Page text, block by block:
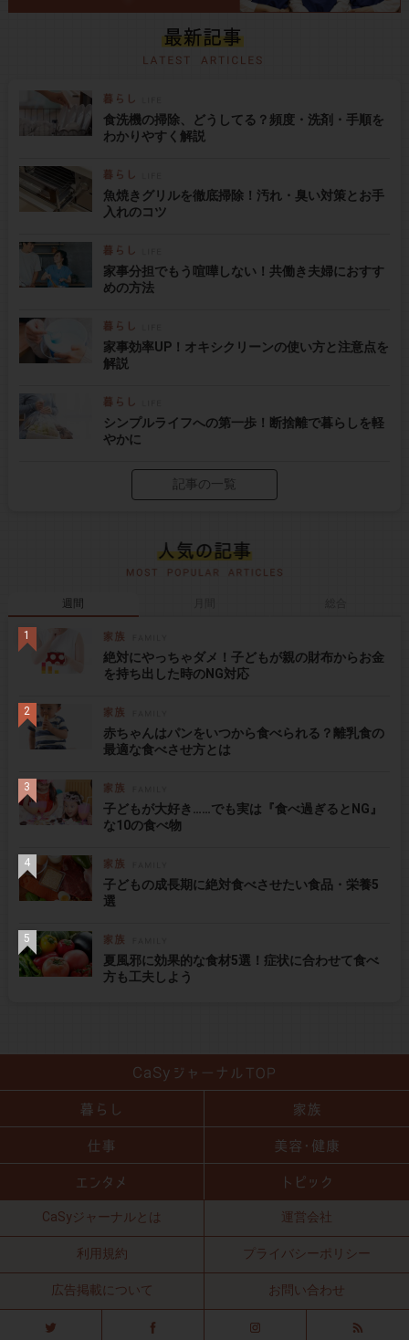
食洗機の掃除、どうしてる？頻度・洗剤・手順を
わかりやすく解説
魚焼きグリルを徹底掃除！汚れ・臭い対策とお手
入れのコツ
家事分担でもう喧嘩しない！共働き夫婦におすす
めの方法
家事効率UP！オキシクリーンの使い方と注意点を
解説
シンプルライフへの第一歩！断捨離で暮らしを軽
やかに
記事の一覧
週間
絶対にやっちゃダメ！子どもが親の財布からお金
を持ち出した時のNG対応
赤ちゃんはパンをいつから食べられる？離乳食の
最適な食べさせ方とは
子どもが大好き……でも実は『食べ過ぎるとNG』
な10の食べ物
子どもの成長期に絶対食べさせたい食品・栄養5
選
夏風邪に効果的な食材5選！症状に合わせて食べ
方も工夫しよう
CaSyジャーナルとは 運営会社
利用規約 プライバシーポリシー
広告掲載について お問い合わせ